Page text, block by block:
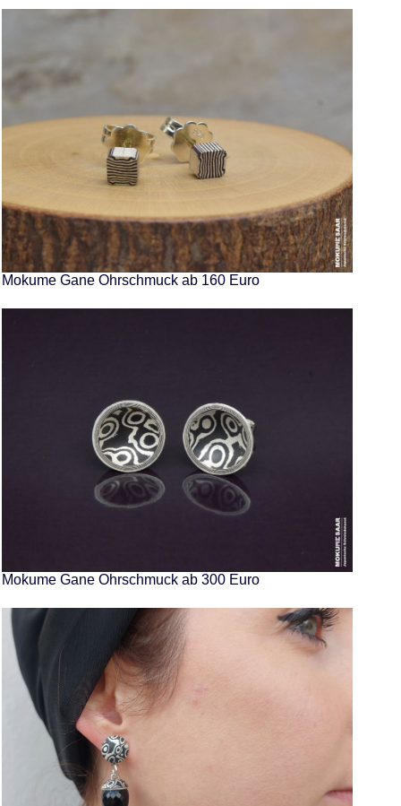
Mokume Gane Ohrschmuck ab 160 Euro
Mokume Gane Ohrschmuck ab 300 Euro